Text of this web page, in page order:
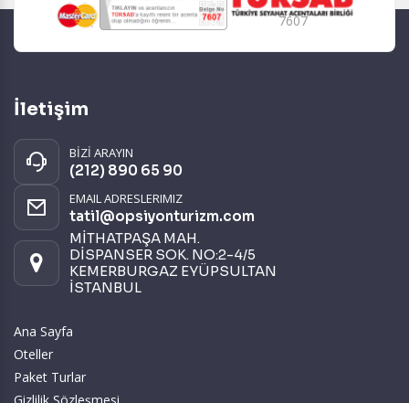
7607
İletişim
BİZİ ARAYIN
(212) 890 65 90
EMAIL ADRESLERIMIZ
tatil@opsiyonturizm.com
MİTHATPAŞA MAH.
DİSPANSER SOK. NO:2-4/5
KEMERBURGAZ EYÜPSULTAN
İSTANBUL
Ana Sayfa
Oteller
Paket Turlar